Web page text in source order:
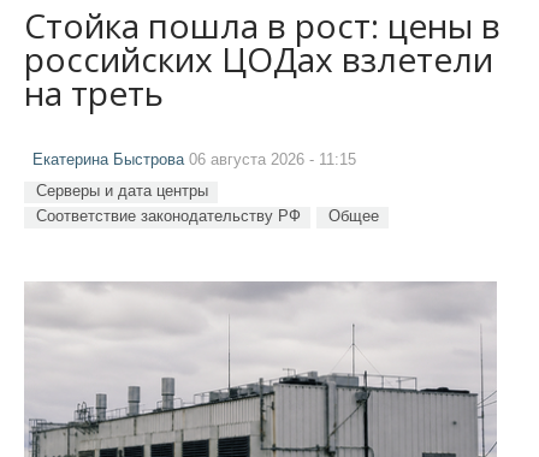
Стойка пошла в рост: цены в
российских ЦОДах взлетели
на треть
Екатерина Быстрова 06 августа 2026 - 11:15
Серверы и дата центры
Соответствие законодательству РФ
Общее